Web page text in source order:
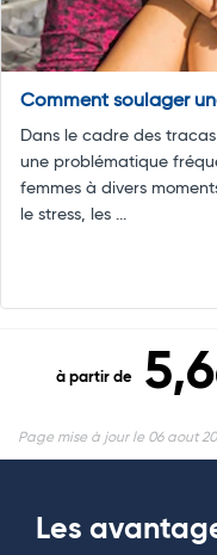
Comment soulager
Dans le cadre des
une problématique
femmes à divers
le stress, les ...
à partir de
Page mise à jour le 06 aout
Les